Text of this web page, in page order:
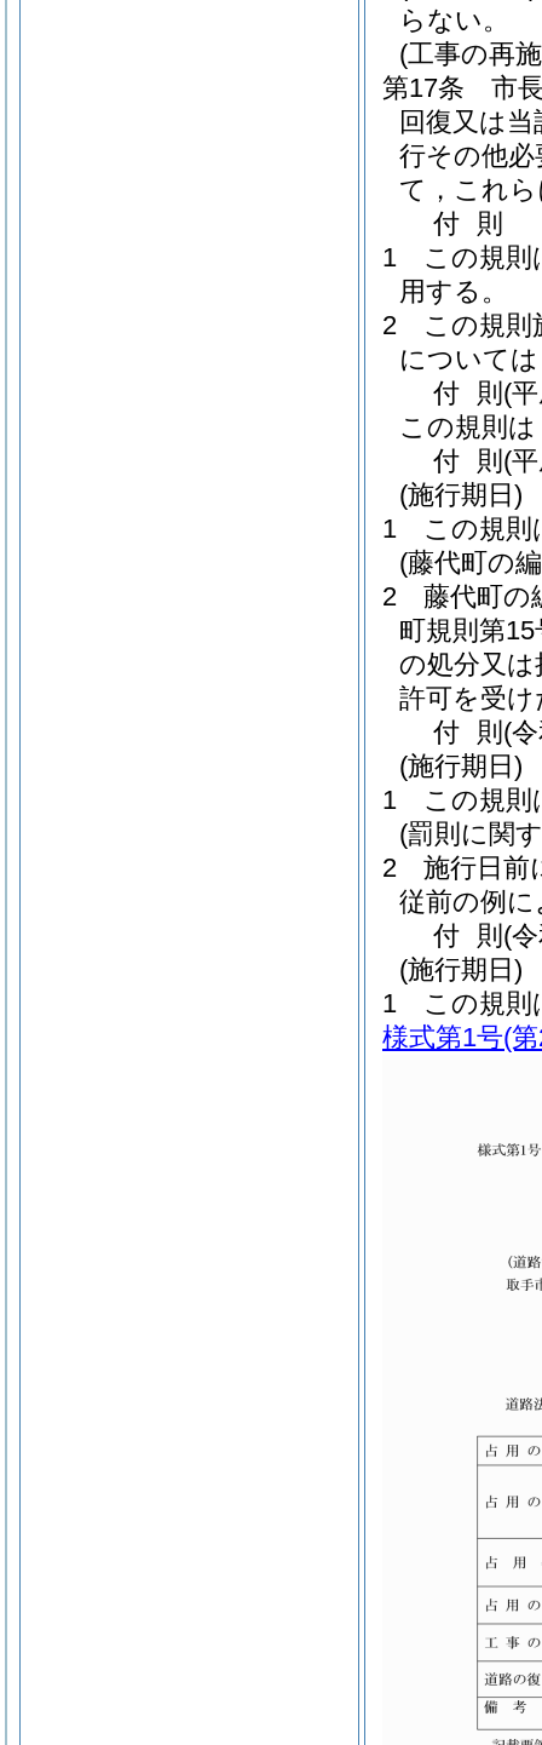
らない。
(工事の再
第17条
市
回復又は
行その他
て，これ
付 則
1
この規則
用する。
2
この規則
について
付 則 (
この規則
付 則 (
(施行期日)
1
この規則
(藤代町の
2
藤代町の
町規則第15
の処分又
許可を受
付 則 (
(施行期日)
1
この規則
(罰則に関
2
施行日前
従前の例
付 則 (
(施行期日)
1
この規則
様式第1号(